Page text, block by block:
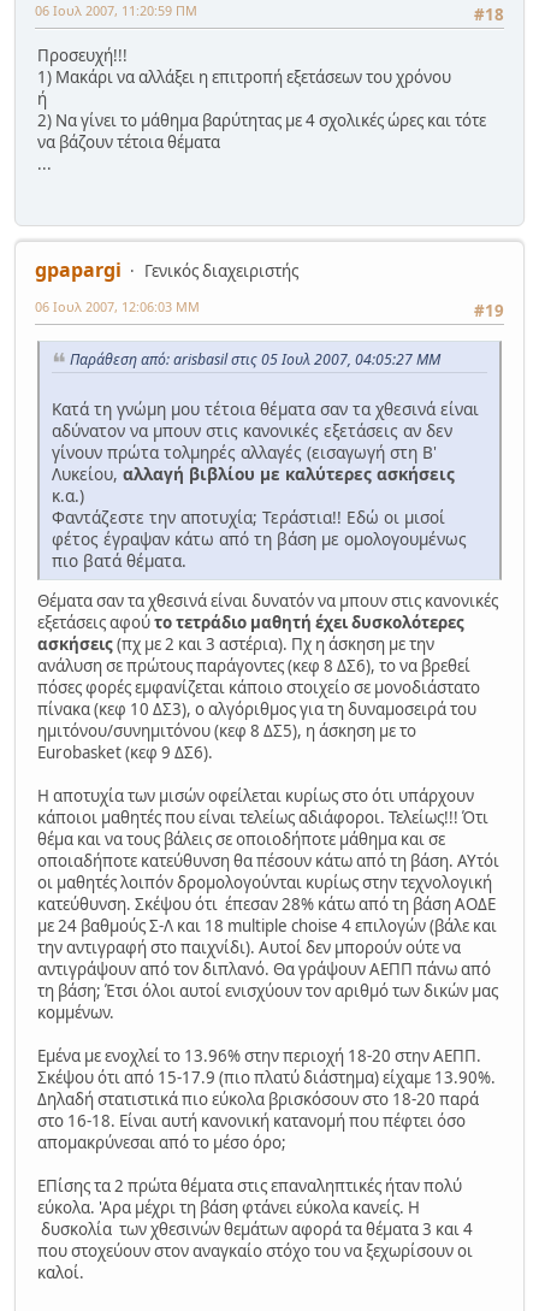
#18
06 Ιουλ 2007, 11:20:59 ΠΜ
Προσευχή!!!
1) Μακάρι να αλλάξει η επιτροπή εξετάσεων του χρόνου
ή
2) Να γίνει το μάθημα βαρύτητας με 4 σχολικές ώρες και τότε
να βάζουν τέτοια θέματα
...
gpapargi
Γενικός διαχειριστής
#19
06 Ιουλ 2007, 12:06:03 ΜΜ
Παράθεση από: arisbasil στις 05 Ιουλ 2007, 04:05:27 ΜΜ
Κατά τη γνώμη μου τέτοια θέματα σαν τα χθεσινά είναι
αδύνατον να μπουν στις κανονικές εξετάσεις αν δεν
γίνουν πρώτα τολμηρές αλλαγές (εισαγωγή στη Β'
Λυκείου, αλλαγή βιβλίου με καλύτερες ασκήσεις
κ.α.)
Φαντάζεστε την αποτυχία; Τεράστια!! Εδώ οι μισοί
φέτος έγραψαν κάτω από τη βάση με ομολογουμένως
πιο βατά θέματα.
Θέματα σαν τα χθεσινά είναι δυνατόν να μπουν στις κανονικές
εξετάσεις αφούτο τετράδιο μαθητή έχει δυσκολότερες
ασκήσεις(πχ με 2 και 3 αστέρια). Πχ η άσκηση με την
ανάλυση σε πρώτους παράγοντες (κεφ 8 ΔΣ6), το να βρεθεί
πόσες φορές εμφανίζεται κάποιο στοιχείο σε μονοδιάστατο
πίνακα (κεφ 10 ΔΣ3), ο αλγόριθμος για τη δυναμοσειρά του
ημιτόνου/συνημιτόνου (κεφ 8 ΔΣ5), η άσκηση με το
Eurobasket (κεφ 9 ΔΣ6).
Η αποτυχία των μισών οφείλεται κυρίως στο ότι υπάρχουν
κάποιοι μαθητές που είναι τελείως αδιάφοροι. Τελείως!!! Ότι
θέμα και να τους βάλεις σε οποιοδήποτε μάθημα και σε
οποιαδήποτε κατεύθυνση θα πέσουν κάτω από τη βάση. ΑΥτόι
οι μαθητές λοιπόν δρομολογούνται κυρίως στην τεχνολογική
κατεύθυνση. Σκέψου ότι έπεσαν 28% κάτω από τη βάση ΑΟΔΕ
με 24 βαθμούς Σ-Λ και 18 multiple choise 4 επιλογών (βάλε και
την αντιγραφή στο παιχνίδι). Αυτοί δεν μπορούν ούτε να
αντιγράψουν από τον διπλανό. Θα γράψουν ΑΕΠΠ πάνω από
τη βάση; Έτσι όλοι αυτοί ενισχύουν τον αριθμό των δικών μας
κομμένων.
Εμένα με ενοχλεί το 13.96% στην περιοχή 18-20 στην ΑΕΠΠ.
Σκέψου ότι από 15-17.9 (πιο πλατύ διάστημα) είχαμε 13.90%.
Δηλαδή στατιστικά πιο εύκολα βρισκόσουν στο 18-20 παρά
στο 16-18. Είναι αυτή κανονική κατανομή που πέφτει όσο
απομακρύνεσαι από το μέσο όρο;
ΕΠίσης τα 2 πρώτα θέματα στις επαναληπτικές ήταν πολύ
εύκολα. 'Αρα μέχρι τη βάση φτάνει εύκολα κανείς. Η
δυσκολία των χθεσινών θεμάτων αφορά τα θέματα 3 και 4
που στοχεύουν στον αναγκαίο στόχο του να ξεχωρίσουν οι
καλοί.